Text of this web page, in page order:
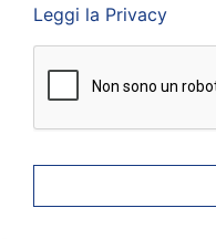
Leggi la Privacy